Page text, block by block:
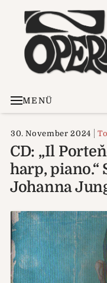
MENÜ
30. November 2024
CD: „Il
harp, piano.“
Johanna